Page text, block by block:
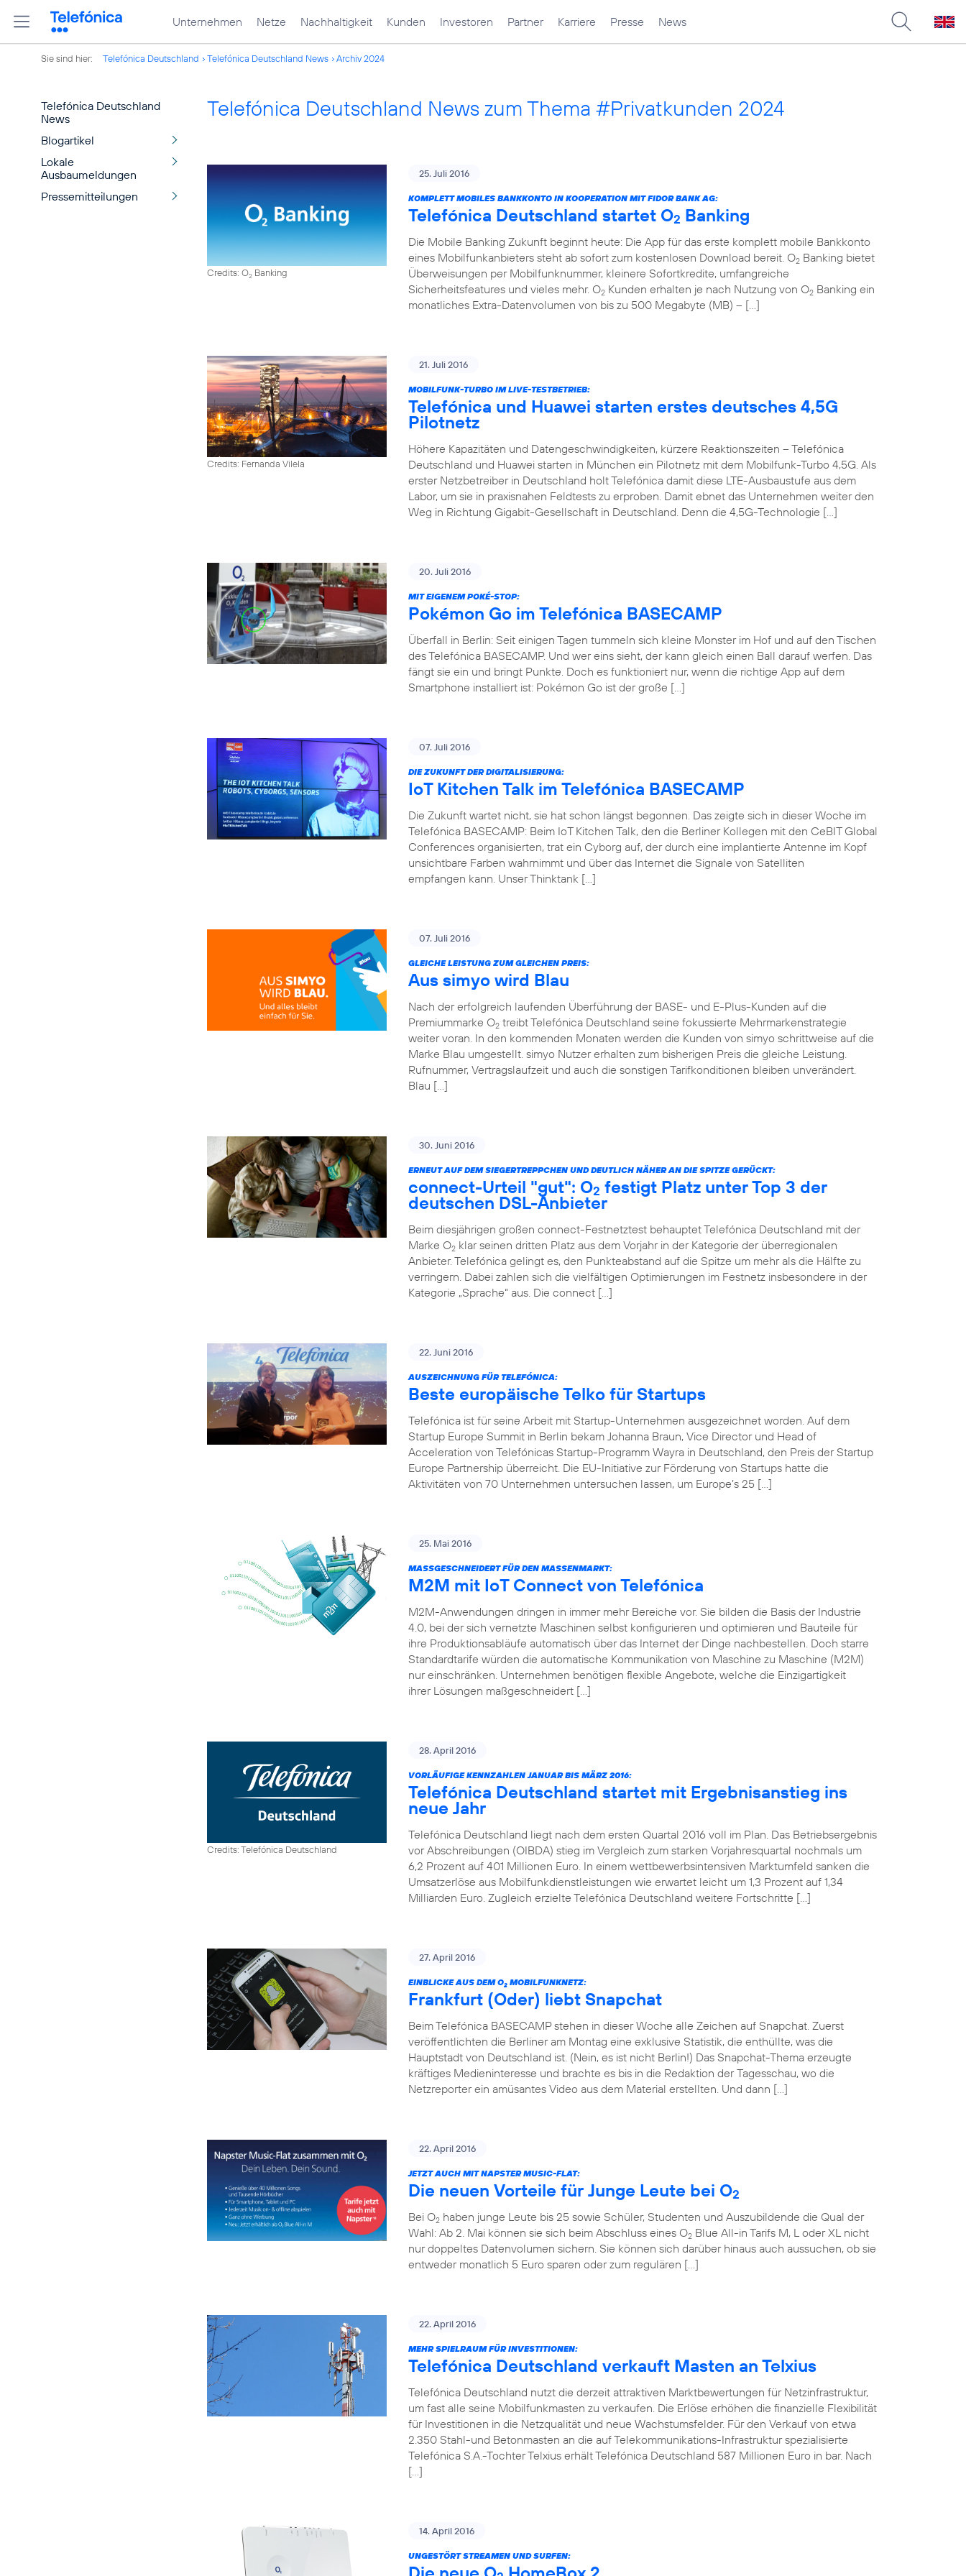
Unternehmen Netze Nachhaltigkeit Kunden Investoren Partner Karriere Presse News
Sie sind hier: Telefónica Deutschland Telefónica Deutschland News Archiv 2024
Telefónica Deutschland
News
Blogartikel
Lokale
Ausbaumeldungen
Pressemitteilungen
Telefónica Deutschland News zum Thema #Privatkunden 2024
Credits: O2 Banking
25. Juli 2016
KOMPLETT MOBILES BANKKONTO IN KOOPERATION MIT FIDOR BANK AG:
Telefónica Deutschland startet O2 Banking
Die Mobile Banking Zukunft beginnt heute: Die App für das erste komplett mobile Bankkonto
eines Mobilfunkanbieters steht ab sofort zum kostenlosen Download bereit. O2 Banking bietet
Überweisungen per Mobilfunknummer, kleinere Sofortkredite, umfangreiche
Sicherheitsfeatures und vieles mehr. O2 Kunden erhalten je nach Nutzung von O2 Banking ein
monatliches Extra-Datenvolumen von bis zu 500 Megabyte (MB) – […]
Credits: Fernanda Vilela
21. Juli 2016
MOBILFUNK-TURBO IM LIVE-TESTBETRIEB:
Telefónica und Huawei starten erstes deutsches 4,5G
Pilotnetz
Höhere Kapazitäten und Datengeschwindigkeiten, kürzere Reaktionszeiten – Telefónica
Deutschland und Huawei starten in München ein Pilotnetz mit dem Mobilfunk-Turbo 4,5G. Als
erster Netzbetreiber in Deutschland holt Telefónica damit diese LTE-Ausbaustufe aus dem
Labor, um sie in praxisnahen Feldtests zu erproben. Damit ebnet das Unternehmen weiter den
Weg in Richtung Gigabit-Gesellschaft in Deutschland. Denn die 4,5G-Technologie […]
20. Juli 2016
MIT EIGENEM POKÉ-STOP:
Pokémon Go im Telefónica BASECAMP
Überfall in Berlin: Seit einigen Tagen tummeln sich kleine Monster im Hof und auf den Tischen
des Telefónica BASECAMP. Und wer eins sieht, der kann gleich einen Ball darauf werfen. Das
fängt sie ein und bringt Punkte. Doch es funktioniert nur, wenn die richtige App auf dem
Smartphone installiert ist: Pokémon Go ist der große […]
07. Juli 2016
DIE ZUKUNFT DER DIGITALISIERUNG:
IoT Kitchen Talk im Telefónica BASECAMP
Die Zukunft wartet nicht, sie hat schon längst begonnen. Das zeigte sich in dieser Woche im
Telefónica BASECAMP: Beim IoT Kitchen Talk, den die Berliner Kollegen mit den CeBIT Global
Conferences organisierten, trat ein Cyborg auf, der durch eine implantierte Antenne im Kopf
unsichtbare Farben wahrnimmt und über das Internet die Signale von Satelliten
empfangen kann. Unser Thinktank […]
07. Juli 2016
GLEICHE LEISTUNG ZUM GLEICHEN PREIS:
Aus simyo wird Blau
Nach der erfolgreich laufenden Überführung der BASE- und E-Plus-Kunden auf die
Premiummarke O2 treibt Telefónica Deutschland seine fokussierte Mehrmarkenstrategie
weiter voran. In den kommenden Monaten werden die Kunden von simyo schrittweise auf die
Marke Blau umgestellt. simyo Nutzer erhalten zum bisherigen Preis die gleiche Leistung.
Rufnummer, Vertragslaufzeit und auch die sonstigen Tarifkonditionen bleiben unverändert.
Blau […]
30. Juni 2016
ERNEUT AUF DEM SIEGERTREPPCHEN UND DEUTLICH NÄHER AN DIE SPITZE GERÜCKT:
connect-Urteil "gut": O2 festigt Platz unter Top 3 der
deutschen DSL-Anbieter
Beim diesjährigen großen connect-Festnetztest behauptet Telefónica Deutschland mit der
Marke O2 klar seinen dritten Platz aus dem Vorjahr in der Kategorie der überregionalen
Anbieter. Telefónica gelingt es, den Punkteabstand auf die Spitze um mehr als die Hälfte zu
verringern. Dabei zahlen sich die vielfältigen Optimierungen im Festnetz insbesondere in der
Kategorie „Sprache“ aus. Die connect […]
22. Juni 2016
AUSZEICHNUNG FÜR TELEFÓNICA:
Beste europäische Telko für Startups
Telefónica ist für seine Arbeit mit Startup-Unternehmen ausgezeichnet worden. Auf dem
Startup Europe Summit in Berlin bekam Johanna Braun, Vice Director und Head of
Acceleration von Telefónicas Startup-Programm Wayra in Deutschland, den Preis der Startup
Europe Partnership überreicht. Die EU-Initiative zur Förderung von Startups hatte die
Aktivitäten von 70 Unternehmen untersuchen lassen, um Europe’s 25 […]
25. Mai 2016
MASSGESCHNEIDERT FÜR DEN MASSENMARKT:
M2M mit IoT Connect von Telefónica
M2M-Anwendungen dringen in immer mehr Bereiche vor. Sie bilden die Basis der Industrie
4.0, bei der sich vernetzte Maschinen selbst konfigurieren und optimieren und Bauteile für
ihre Produktionsabläufe automatisch über das Internet der Dinge nachbestellen. Doch starre
Standardtarife würden die automatische Kommunikation von Maschine zu Maschine (M2M)
nur einschränken. Unternehmen benötigen flexible Angebote, welche die Einzigartigkeit
ihrer Lösungen maßgeschneidert […]
Credits: Telefónica Deutschland
28. April 2016
VORLÄUFIGE KENNZAHLEN JANUAR BIS MÄRZ 2016:
Telefónica Deutschland startet mit Ergebnisanstieg ins
neue Jahr
Telefónica Deutschland liegt nach dem ersten Quartal 2016 voll im Plan. Das Betriebsergebnis
vor Abschreibungen (OIBDA) stieg im Vergleich zum starken Vorjahresquartal nochmals um
6,2 Prozent auf 401 Millionen Euro. In einem wettbewerbsintensiven Marktumfeld sanken die
Umsatzerlöse aus Mobilfunkdienstleistungen wie erwartet leicht um 1,3 Prozent auf 1,34
Milliarden Euro. Zugleich erzielte Telefónica Deutschland weitere Fortschritte […]
27. April 2016
EINBLICKE AUS DEM O2 MOBILFUNKNETZ:
Frankfurt (Oder) liebt Snapchat
Beim Telefónica BASECAMP stehen in dieser Woche alle Zeichen auf Snapchat. Zuerst
veröffentlichten die Berliner am Montag eine exklusive Statistik, die enthüllte, was die
Hauptstadt von Deutschland ist. (Nein, es ist nicht Berlin!) Das Snapchat-Thema erzeugte
kräftiges Medieninteresse und brachte es bis in die Redaktion der Tagesschau, wo die
Netzreporter ein amüsantes Video aus dem Material erstellten. Und dann […]
22. April 2016
JETZT AUCH MIT NAPSTER MUSIC-FLAT:
Die neuen Vorteile für Junge Leute bei O2
Bei O2 haben junge Leute bis 25 sowie Schüler, Studenten und Auszubildende die Qual der
Wahl: Ab 2. Mai können sie sich beim Abschluss eines O2 Blue All-in Tarifs M, L oder XL nicht
nur doppeltes Datenvolumen sichern. Sie können sich darüber hinaus auch aussuchen, ob sie
entweder monatlich 5 Euro sparen oder zum regulären […]
22. April 2016
MEHR SPIELRAUM FÜR INVESTITIONEN:
Telefónica Deutschland verkauft Masten an Telxius
Telefónica Deutschland nutzt die derzeit attraktiven Marktbewertungen für Netzinfrastruktur,
um fast alle seine Mobilfunkmasten zu verkaufen. Die Erlöse erhöhen die finanzielle Flexibilität
für Investitionen in die Netzqualität und neue Wachstumsfelder. Für den Verkauf von etwa
2.350 Stahl-und Betonmasten an die auf Telekommunikations-Infrastruktur spezialisierte
Telefónica S.A.-Tochter Telxius erhält Telefónica Deutschland 587 Millionen Euro in bar. Nach
[…]
14. April 2016
UNGESTÖRT STREAMEN UND SURFEN: